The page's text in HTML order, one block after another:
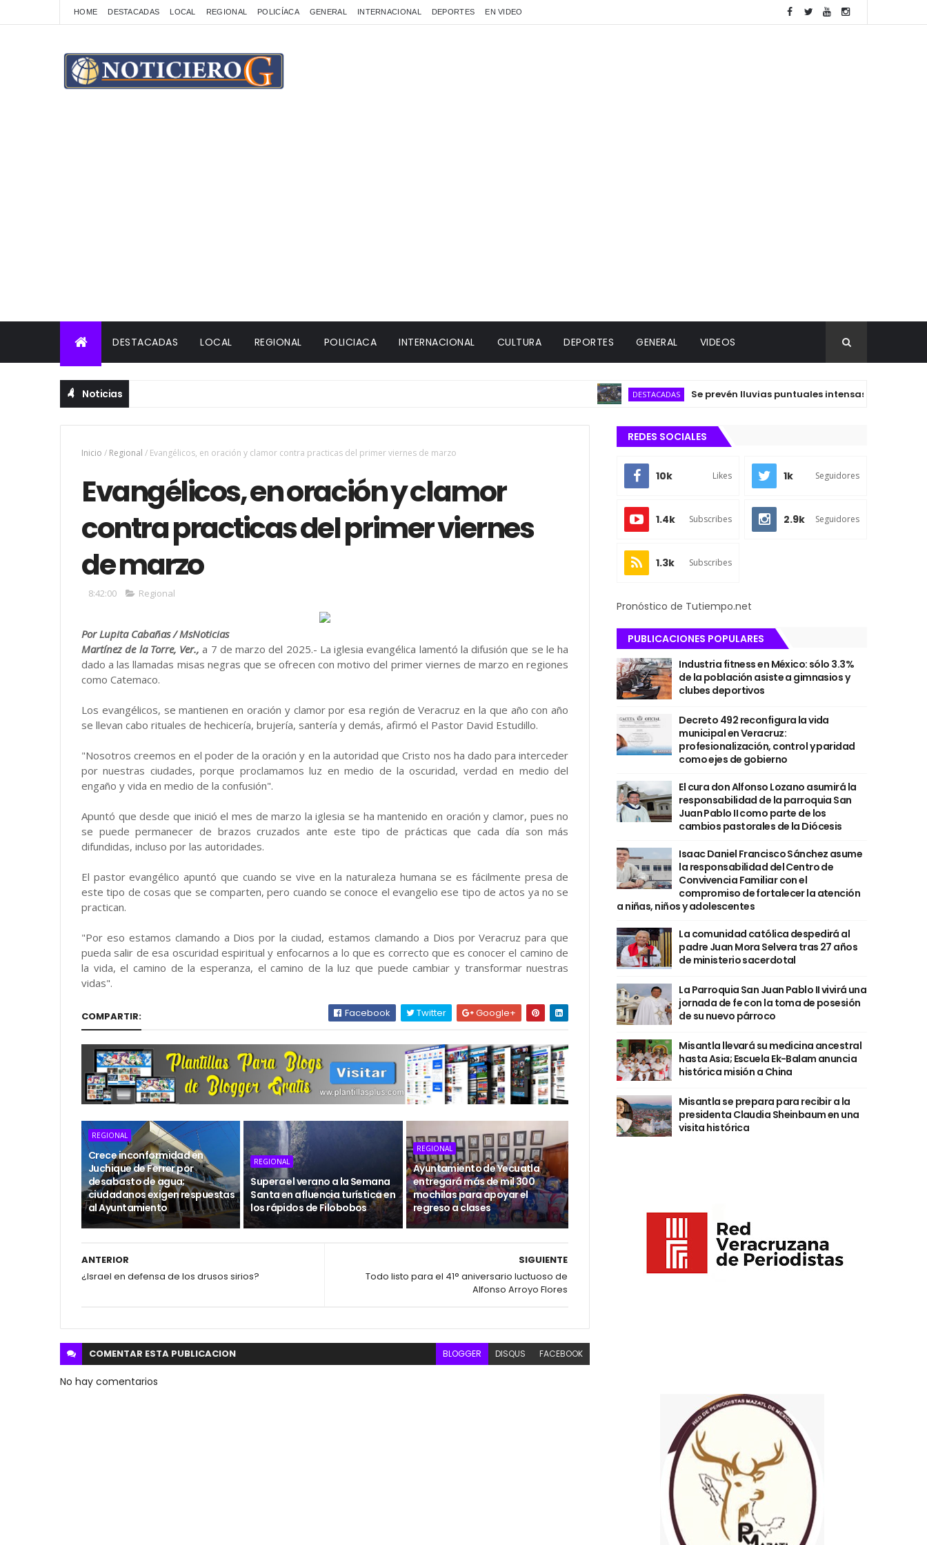
HOME DESTACADAS LOCAL REGIONAL POLICÍACA GENERAL INTERNACIONAL DEPORTES EN VIDEO
DESTACADAS LOCAL REGIONAL POLICIACA INTERNACIONAL CULTURA DEPORTES GENERAL VIDEOS
Noticias DESTACADAS Se prevén lluvias puntuales intensas en zonas de
Inicio / Regional / Evangélicos, en oración y clamor contra practicas del primer viernes de marzo
Evangélicos, en oración y clamor
contra practicas del primer viernes
de marzo
8:42:00 Regional
Por Lupita Cabañas / MsNoticias
Martínez de la Torre, Ver.,a 7 de marzo del 2025.- La iglesia evangélica lamentó la difusión que se le ha
dado a las llamadas misas negras que se ofrecen con motivo del primer viernes de marzo en regiones
como Catemaco.
Los evangélicos, se mantienen en oración y clamor por esa región de Veracruz en la que año con año
se llevan cabo rituales de hechicería, brujería, santería y demás, afirmó el Pastor David Estudillo.
"Nosotros creemos en el poder de la oración y en la autoridad que Cristo nos ha dado para interceder
por nuestras ciudades, porque proclamamos luz en medio de la oscuridad, verdad en medio del
engaño y vida en medio de la confusión".
Apuntó que desde que inició el mes de marzo la iglesia se ha mantenido en oración y clamor, pues no
se puede permanecer de brazos cruzados ante este tipo de prácticas que cada día son más
difundidas, incluso por las autoridades.
El pastor evangélico apuntó que cuando se vive en la naturaleza humana se es fácilmente presa de
este tipo de cosas que se comparten, pero cuando se conoce el evangelio ese tipo de actos ya no se
practican.
"Por eso estamos clamando a Dios por la ciudad, estamos clamando a Dios por Veracruz para que
pueda salir de esa oscuridad espiritual y enfocarnos a lo que es correcto que es conocer el camino de
la vida, el camino de la esperanza, el camino de la luz que puede cambiar y transformar nuestras
vidas".
COMPARTIR: Facebook Twitter Google+
REGIONAL
Crece inconformidad en
Juchique de Ferrer por
desabasto de agua;
ciudadanos exigen respuestas
al Ayuntamiento
REGIONAL
Supera el verano a la Semana
Santa en afluencia turística en
los rápidos de Filobobos
REGIONAL
Ayuntamiento de Yecuatla
entregará más de mil 300
mochilas para apoyar el
regreso a clases
SIGUIENTE
Todo listo para el 41° aniversario luctuoso de
Alfonso Arroyo Flores
ANTERIOR
¿Israel en defensa de los drusos sirios?
COMENTAR ESTA PUBLICACION BLOGGER DISQUS FACEBOOK
No hay comentarios
REDES SOCIALES
10k Likes 1k Seguidores
1.4k Subscribes 2.9k Seguidores
1.3k Subscribes
Pronóstico de Tutiempo.net
PUBLICACIONES POPULARES
Industria fitness en México: sólo 3.3%
de la población asiste a gimnasios y
clubes deportivos
Decreto 492 reconfigura la vida
municipal en Veracruz:
profesionalización, control y paridad
como ejes de gobierno
El cura don Alfonso Lozano asumirá la
responsabilidad de la parroquia San
Juan Pablo II como parte de los
cambios pastorales de la Diócesis
Isaac Daniel Francisco Sánchez asume
la responsabilidad del Centro de
Convivencia Familiar con el
compromiso de fortalecer la atención
a niñas, niños y adolescentes
La comunidad católica despedirá al
padre Juan Mora Selvera tras 27 años
de ministerio sacerdotal
La Parroquia San Juan Pablo II vivirá una
jornada de fe con la toma de posesión
de su nuevo párroco
Misantla llevará su medicina ancestral
hasta Asia; Escuela Ek-Balam anuncia
histórica misión a China
Misantla se prepara para recibir a la
presidenta Claudia Sheinbaum en una
visita histórica